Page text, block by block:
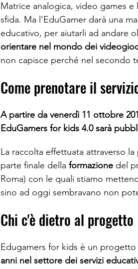
Matrice analogica, video games
sfida. Ma l'EduGamer darà una
educativo, per aiutarli ad andare
orientare nel mondo dei
non capisce perché nel secondo
Come prenotare il
A partire da venerdì 11 ottobre
EduGamers for kids 4.0 sarà
La raccolta effettuata attraverso
parte finale della formazione del
Roma) con le quali stiamo
sino ad oggi sembravano non
Chi c'è dietro al progetto
Edugamers for kids è un progetto
anni nel settore dei servizi